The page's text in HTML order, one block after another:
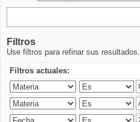
Filtros
Use filtros para refinar sus resultados.
Filtros actuales: